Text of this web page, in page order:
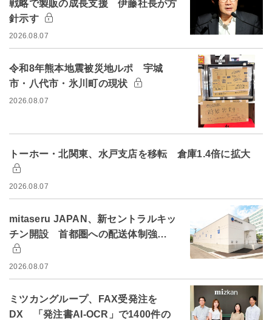
戦略で製販の成長支援 伊藤社長が方
針示す
2026.08.07
令和8年熊本地震被災地ルポ 宇城
市・八代市・氷川町の現状
2026.08.07
トーホー・北関東、水戸支店を移転 倉庫1.4倍に拡大
2026.08.07
mitaseru JAPAN、新セントラルキッ
チン開設 首都圏への配送体制強…
2026.08.07
ミツカングループ、FAX受発注を
DX 「発注書AI-OCR」で1400件の